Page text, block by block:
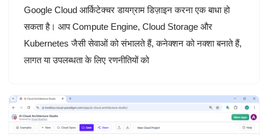
Google Cloud आर्किटेक्चर डायग्राम डिज़ाइन करना एक बाधा हो
सकता है। आप Compute Engine, Cloud Storage और
Kubernetes जैसी सेवाओं को संभालते हैं, कनेक्शन को नक्शा बनाते हैं,
लागत या उपलब्धता के लिए रणनीतियों को